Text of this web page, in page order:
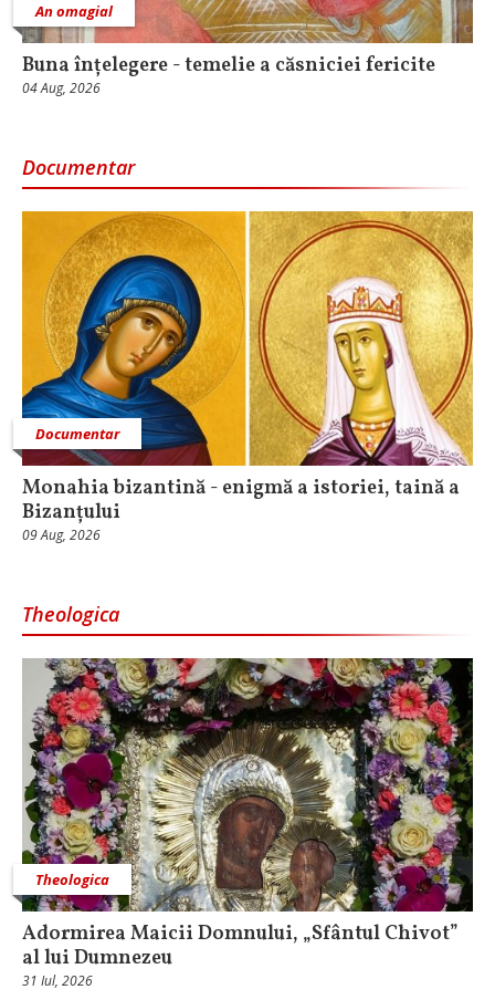
An omagial
Buna înțelegere - temelie a căsniciei fericite
04 Aug, 2026
Documentar
Documentar
Monahia bizantină - enigmă a istoriei, taină a
Bizanțului
09 Aug, 2026
Theologica
Theologica
Adormirea Maicii Domnului, „Sfântul Chivot”
al lui Dumnezeu
31 Iul, 2026